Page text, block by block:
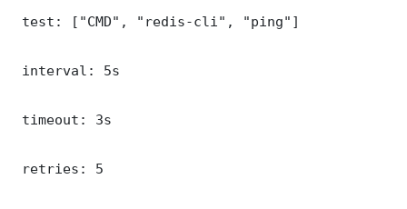
test: ["CMD", "redis-cli", "ping"]
interval: 5s
timeout: 3s
retries: 5